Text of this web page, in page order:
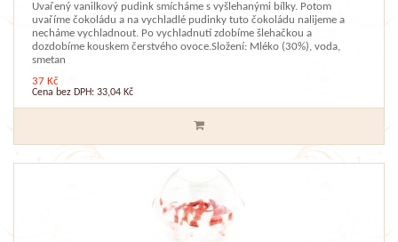
Uvařený vanilkový pudink smícháme s vyšlehanými bílky. Potom
uvaříme čokoládu a na vychladlé pudinky tuto čokoládu nalijeme a
necháme vychladnout. Po vychladnutí zdobíme šlehačkou a
dozdobíme kouskem čerstvého ovoce.Složení: Mléko (30%), voda,
smetan
37 Kč
Cena bez DPH: 33,04 Kč